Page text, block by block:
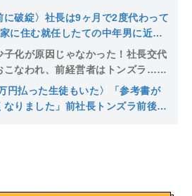
に破綻〉社長は9ヶ月で2度代わって
に住む就任したての中年男に近隣
長なの？」
子化が原因じゃなかった！社長交代
こなわれ、前経営者はトンズラ…経
とは
円払った生徒もいた〉「参考書が
りました」前社長トンズラ前後に